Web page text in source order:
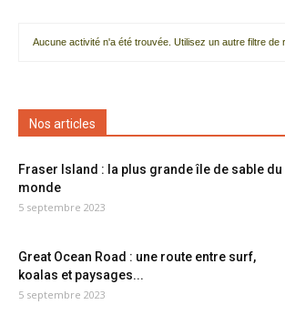
Aucune activité n'a été trouvée. Utilisez un autre filtre de
Nos articles
Fraser Island : la plus grande île de sable du
monde
5 septembre 2023
Great Ocean Road : une route entre surf,
koalas et paysages...
5 septembre 2023